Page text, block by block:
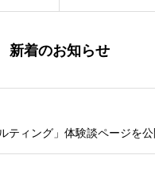
新着のお知らせ
ティング」体験談ページを